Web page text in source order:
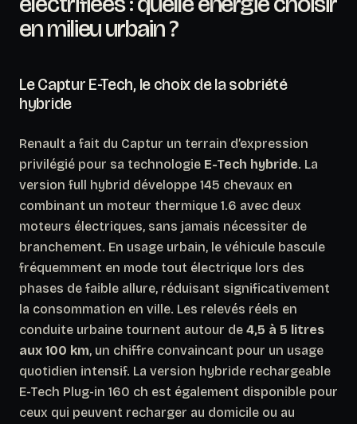
en milieu urbain ?
Le Captur E-Tech, le choix de la sobriété
hybride
Renault a fait du Captur un terrain d’expression
privilégié pour sa technologie E-Tech hybride. La
version full hybrid développe 145 chevaux en
combinant un moteur thermique 1.6 avec deux
moteurs électriques, sans jamais nécessiter de
branchement. En usage urbain, le véhicule bascule
fréquemment en mode tout électrique lors des
phases de faible allure, réduisant significativement
la consommation en ville. Les relevés réels en
conduite urbaine tournent autour de 4,5 à 5 litres
aux 100 km, un chiffre convaincant pour un usage
quotidien intensif. La version hybride rechargeable
E-Tech Plug-in 160 ch est également disponible pour
ceux qui peuvent recharger au domicile ou au